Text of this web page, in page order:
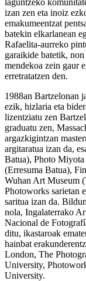
izan zen eta inoiz
emakumeentzat
batekin elkarlanean
Rafaelita-aurreko
garaikide batetik,
mendekoa zein gaur
erretratatzen den.
1988an Bartzelonan
ezik, hizlaria eta
lizentziatu zen
graduatu zen,
argazkigintzan
argitaratua izan da,
Batua), Photo Miyota
(Erresuma Batua),
Wuhan Art Museum
Photoworks sarietan
saritua izan da.
nola, Ingalaterrako
Nacional de
ditu, ikastaroak
hainbat
London, The
University,
University.